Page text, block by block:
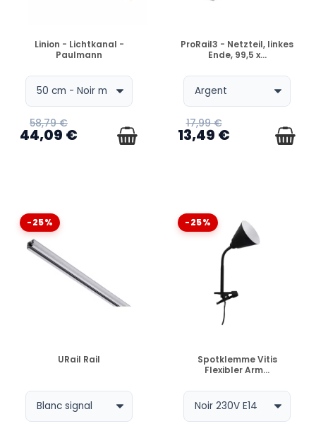
VERFÜGBAR
Linion - Lichtkanal -
Paulmann
58,79 €
44,09 €
VERFÜGBAR
ProRail3 - Netzteil, linkes
Ende, 99,5 x...
17,99 €
13,49 €
-25%
VERFÜGBAR
URail Rail
-25%
VERFÜGBAR
Spotklemme Vitis
Flexibler Arm...